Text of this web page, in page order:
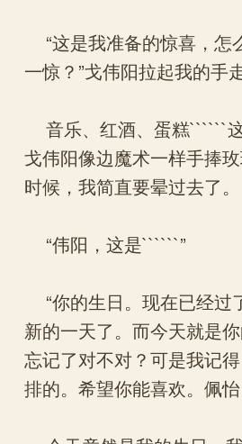
“这是我准备的惊喜，怎
一惊？”戈伟阳拉起我的手
音乐、红酒、蛋糕``````
戈伟阳像边魔术一样手捧
时候，我简直要晕过去了。
“伟阳，这是``````”
“你的生日。现在已经过
新的一天了。而今天就是
忘记了对不对？可是我记
排的。希望你能喜欢。佩